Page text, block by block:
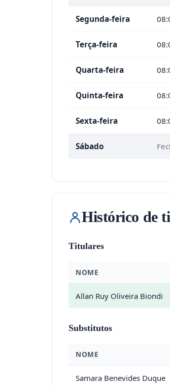
Segunda-feira
Terça-feira
Quarta-feira
Quinta-feira
Sexta-feira
Sábado
Histórico de
Titulares
NOME
Allan Ruy Oliveira Biondi
Substitutos
NOME
Samara Benevides Duque